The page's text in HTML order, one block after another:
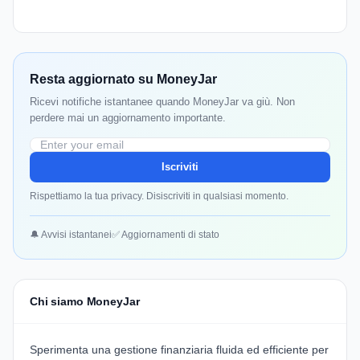
Resta aggiornato su MoneyJar
Ricevi notifiche istantanee quando MoneyJar va giù. Non
perdere mai un aggiornamento importante.
Iscriviti
Rispettiamo la tua privacy. Disiscriviti in qualsiasi momento.
🔔 Avvisi istantanei✅ Aggiornamenti di stato
Chi siamo MoneyJar
Sperimenta una gestione finanziaria fluida ed efficiente per